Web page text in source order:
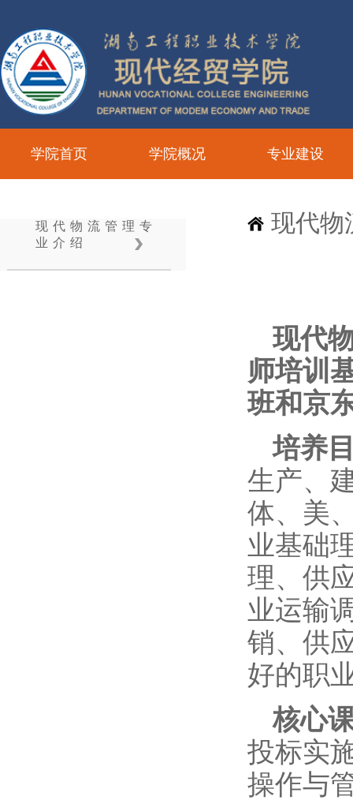
学院首页 学院概况 专业建设
现代物流管理专
业介绍
现代物
现代
师培训
班和京
培养
生产、
体、美
业基础
理、供
业运输
销、供
好的职
核心
投标实
操作与